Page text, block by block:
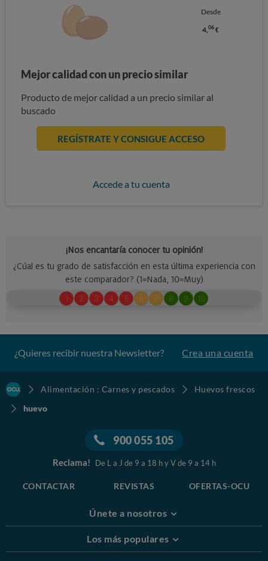
Desde
4,06 €
Mejor calidad con un precio similar
Producto de mejor calidad a un precio similar al
buscado
REGÍSTRATE Y CONSIGUE ACCESO
Accede a tu cuenta
¿Quieres recibir nuestra Newsletter? Crea una cuenta
Alimentación : Carnes y pescados
Huevos frescos
huevo
900 055 105
Reclama! De L a J de 9 a 18 h y V de 9 a 14 h
CONTACTAR REVISTAS OFERTAS-OCU
Únete a nosotros
Los más populares